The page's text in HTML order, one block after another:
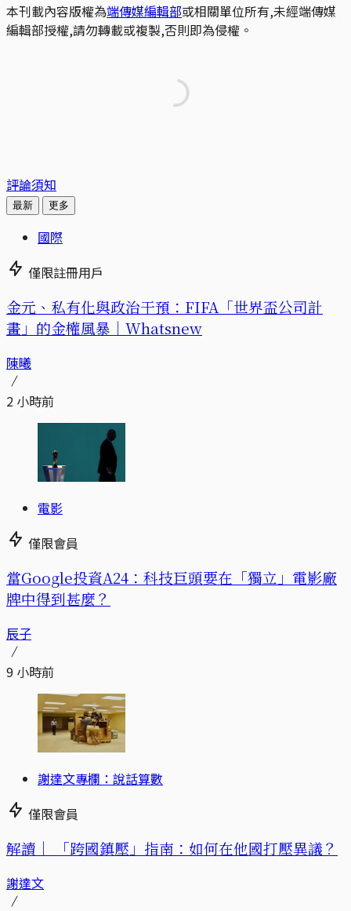
本刊載內容版權為端傳媒編輯部或相關單位所有,未經端傳媒
編輯部授權,請勿轉載或複製,否則即為侵權。
評論須知
最新 更多
國際
僅限註冊用戶
金元、私有化與政治干預：FIFA「世界盃公司計
畫」的金權風暴｜Whatsnew
陳曦
2 小時前
電影
僅限會員
當Google投資A24：科技巨頭要在「獨立」電影廠
牌中得到甚麼？
辰子
9 小時前
謝達文專欄：說話算數
僅限會員
解讀｜ 「跨國鎮壓」指南：如何在他國打壓異議？
謝達文